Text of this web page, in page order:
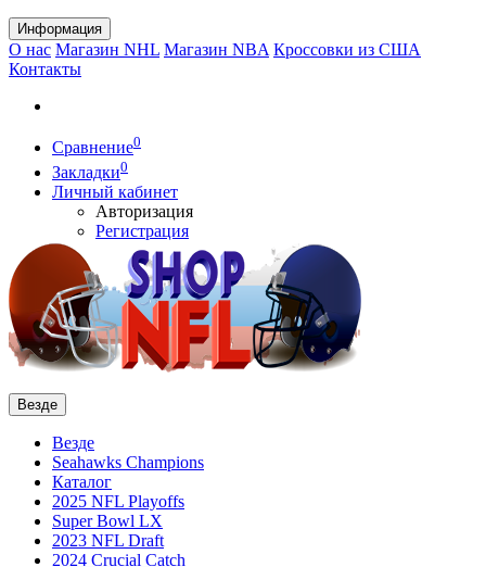
Информация
О нас Магазин NHL Магазин NBA Кроссовки из США
Контакты
Сравнение0
Закладки0
Личный кабинет
Авторизация
Регистрация
Везде
Везде
Seahawks Champions
Каталог
2025 NFL Playoffs
Super Bowl LX
2023 NFL Draft
2024 Crucial Catch